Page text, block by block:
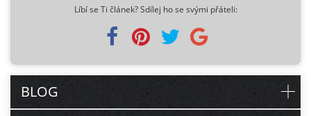
Líbí se Ti článek? Sdílej ho se svými přáteli:
BLOG